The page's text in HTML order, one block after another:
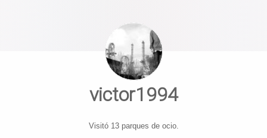
victor1994
Visitó 13 parques de ocio.